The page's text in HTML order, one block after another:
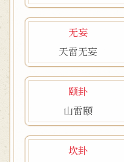
无妄
天雷无妄
颐卦
山雷颐
坎卦